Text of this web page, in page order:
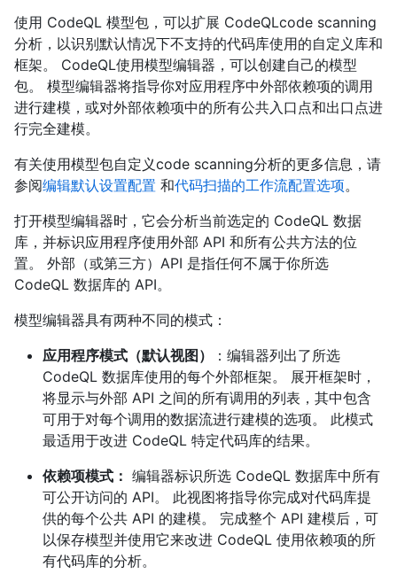
使用 CodeQL 模型包，可以扩展 CodeQLcode scanning
分析，以识别默认情况下不支持的代码库使用的自定义库和
框架。 CodeQL使用模型编辑器，可以创建自己的模型
包。 模型编辑器将指导你对应用程序中外部依赖项的调用
进行建模，或对外部依赖项中的所有公共入口点和出口点进
行完全建模。
有关使用模型包自定义code scanning分析的更多信息，请
参阅编辑默认设置配置 和代码扫描的工作流配置选项。
打开模型编辑器时，它会分析当前选定的 CodeQL 数据
库，并标识应用程序使用外部 API 和所有公共方法的位
置。 外部（或第三方）API 是指任何不属于你所选
CodeQL 数据库的 API。
模型编辑器具有两种不同的模式：
应用程序模式（默认视图）
：编辑器列出了所选
CodeQL 数据库使用的每个外部框架。 展开框架时，
将显示与外部 API 之间的所有调用的列表，其中包含
可用于对每个调用的数据流进行建模的选项。 此模式
最适用于改进 CodeQL 特定代码库的结果。
依赖项模式： 编辑器标识所选 CodeQL 数据库中所有
可公开访问的 API。 此视图将指导你完成对代码库提
供的每个公共 API 的建模。 完成整个 API 建模后，可
以保存模型并使用它来改进 CodeQL 使用依赖项的所
有代码库的分析。